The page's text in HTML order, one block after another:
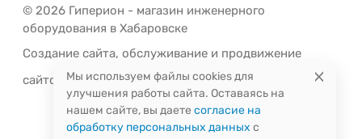
© 2026 Гиперион - магазин инженерного
оборудования в Хабаровске
Создание сайта, обслуживание и продвижение
сайтов
-РЭДЛАЙН
Мы используем файлы cookies для
улучшения работы сайта. Оставаясь на
нашем сайте, вы даете согласие на
обработку персональных данных с